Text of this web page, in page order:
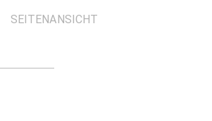
SEITENANSICHT